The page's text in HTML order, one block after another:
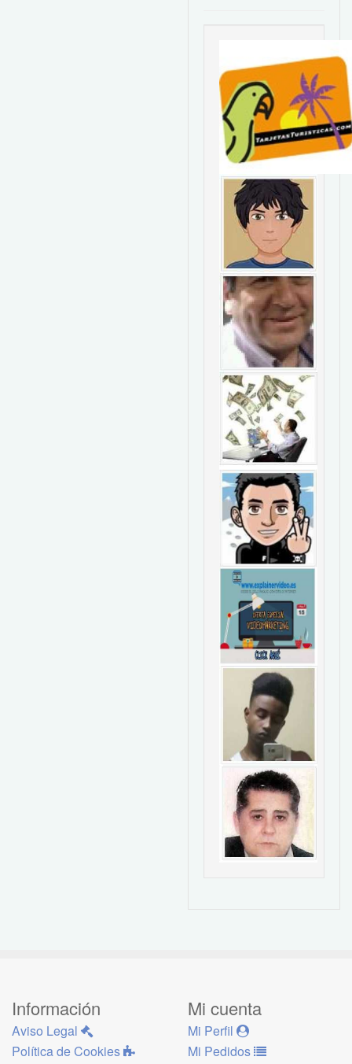
Información
Aviso Legal
Política de Cookies
Mi cuenta
Mi Perfil
Mi Pedidos